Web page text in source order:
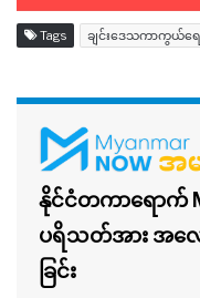
Tags ချင်းဒေသကာကွယ်ရ
နိုင်ငံတကာရောက်
ပရိသတ်အား အလ
ခြင်း